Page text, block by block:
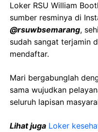
Loker RSU William
sumber resminya di
@rsuwbsemarang,
sudah sangat terjamin
mendaftar.
Mari bergabunglah
sama wujudkan
seluruh lapisan
Lihat juga Loker